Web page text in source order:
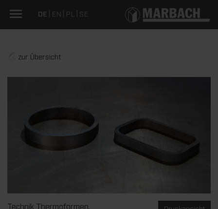
DE EN PL SE
zur Übersicht
Technik Thermoformen.